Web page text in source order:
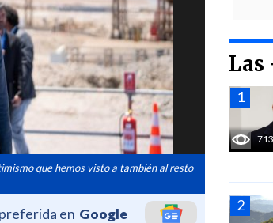
que hemos visto a también al resto
en Google
Las